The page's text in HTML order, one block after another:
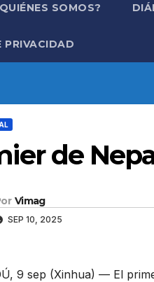
SOMOS?
PRIVACIDAD
de
Vimag
SEP 10, 2025
9 sep (Xinhua) — El